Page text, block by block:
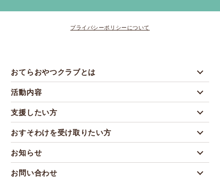
プライバシーポリシーについて
おてらおやつクラブとは
活動内容
支援したい方
おすそわけを受け取りたい方
お知らせ
お問い合わせ